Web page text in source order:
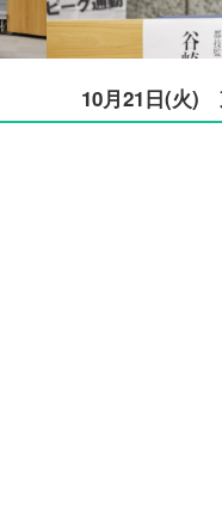
10月21日(火)